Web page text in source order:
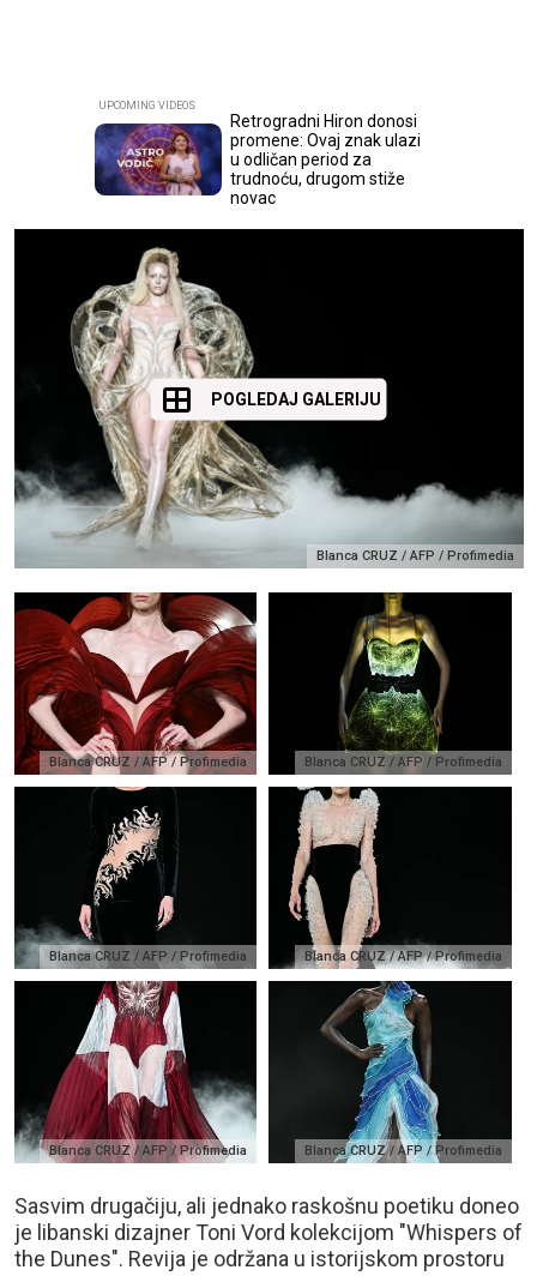
Retrogradni Hiron donosi
promene: Ovaj znak ulazi
u odličan period za
trudnoću, drugom stiže
novac
Blanca CRUZ / AFP / Profimedia
POGLEDAJ GALERIJU
Blanca CRUZ / AFP / Profimedia Blanca CRUZ / AFP / Profimedia
Blanca CRUZ / AFP / Profimedia Blanca CRUZ / AFP / Profimedia
Blanca CRUZ / AFP / Profimedia Blanca CRUZ / AFP / Profimedia
Sasvim drugačiju, ali jednako raskošnu poetiku doneo
je libanski dizajner Toni Vord kolekcijom "Whispers of
the Dunes". Revija je održana u istorijskom prostoru